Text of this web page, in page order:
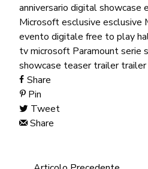
anniversario digital showcase
Microsoftesclusive esclusive
evento digitale free to play
tvmicrosoft Paramountserie
showcase teaser trailer trailer
Share
Pin
Tweet
Share